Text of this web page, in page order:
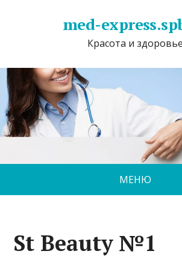
med-
Красота и здоровье
МЕНЮ
St Beauty №1